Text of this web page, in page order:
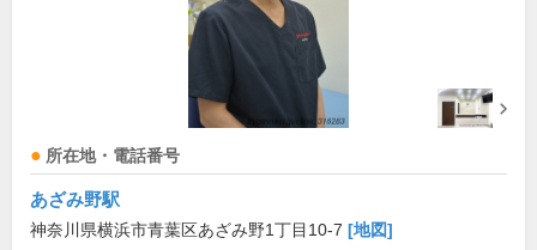
所在地・電話番号
あざみ野駅
神奈川県横浜市青葉区あざみ野1丁目10-7 [地図]